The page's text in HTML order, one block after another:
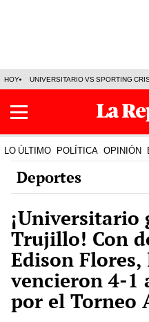
HOY UNIVERSITARIO VS SPORTING
LO ÚLTIMO POLÍTICA OPINIÓN
Deportes
¡Universitario
Trujillo! Con
Edison Flores,
vencieron 4-1
por el Torneo